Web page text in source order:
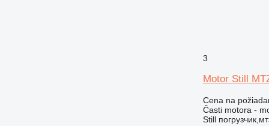
3
Motor Still
Cena na
Časti motora -
Still